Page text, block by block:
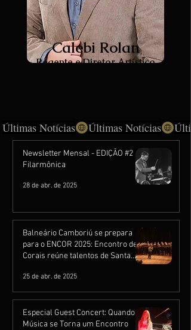
Calebi Rolan
Regente e Diretor Artístico
Últimas Notícias
Newsletter Mensal - EDIÇÃO #2
Filarmônica
28 de abr. de 2025
Balneário Camboriú se prepara
para o ENCOR 2025: Encontro de
Corais reúne talentos de Santa
25 de abr. de 2025
Especial Guest Concert: Quando a
Música se Torna um Encontro